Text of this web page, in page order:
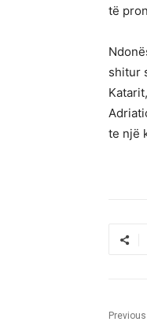
të
shitur
te një